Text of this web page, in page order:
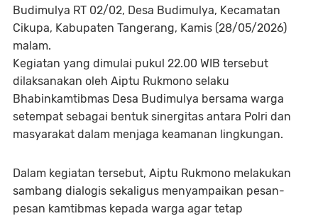
Budimulya RT 02/02, Desa Budimulya, Kecamatan
Cikupa, Kabupaten Tangerang, Kamis (28/05/2026)
malam.
Kegiatan yang dimulai pukul 22.00 WIB tersebut
dilaksanakan oleh Aiptu Rukmono selaku
Bhabinkamtibmas Desa Budimulya bersama warga
setempat sebagai bentuk sinergitas antara Polri dan
masyarakat dalam menjaga keamanan lingkungan.
Dalam kegiatan tersebut, Aiptu Rukmono melakukan
sambang dialogis sekaligus menyampaikan pesan-
pesan kamtibmas kepada warga agar tetap